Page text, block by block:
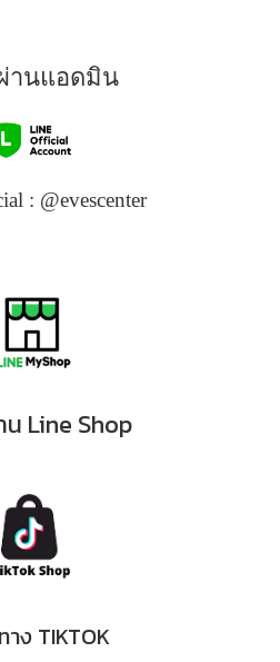
านแอดมิน
: @evescenter
Line Shop
ง TIKTOK